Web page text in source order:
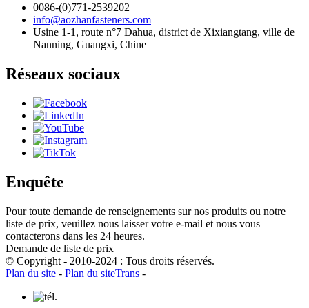
0086-(0)771-2539202
info@aozhanfasteners.com
Usine 1-1, route n°7 Dahua, district de Xixiangtang, ville de
Nanning, Guangxi, Chine
Réseaux sociaux
Enquête
Pour toute demande de renseignements sur nos produits ou notre
liste de prix, veuillez nous laisser votre e-mail et nous vous
contacterons dans les 24 heures.
Demande de liste de prix
© Copyright - 2010-2024 : Tous droits réservés.
Plan du site - Plan du siteTrans -